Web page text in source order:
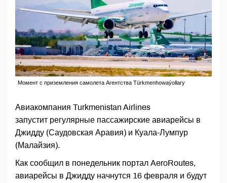
Момент с приземления самолета Агентства Türkmenhowaýollary
Авиакомпания Turkmenistan Airlines
запустит регулярные пассажирские авиарейсы в
Джидду (Саудовская Аравия) и Куала-Лумпур
(Малайзия).
Как сообщил в понедельник портал AeroRoutes,
авиарейсы в Джидду начнутся 16 февраля и будут